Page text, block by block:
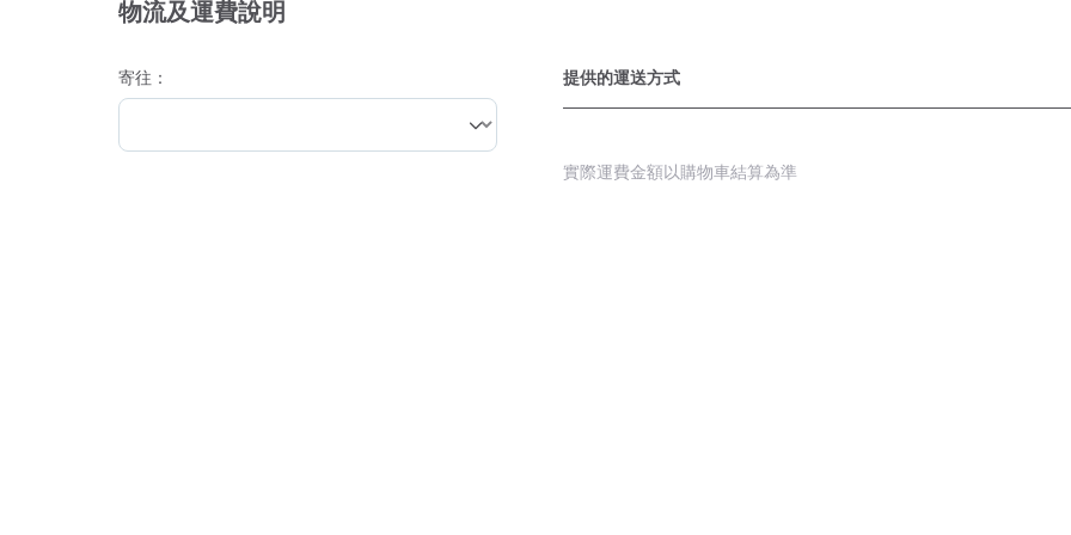
物流及運費說明
寄往： 提供的運送方式
實際運費金額以購物車結算為準